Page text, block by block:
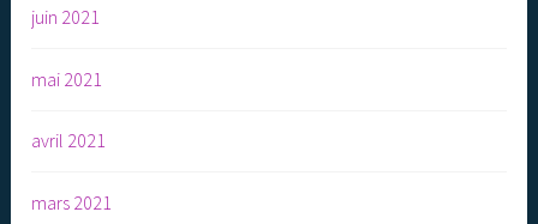
juin 2021
mai 2021
avril 2021
mars 2021